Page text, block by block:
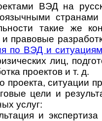
ВЭД на
стра­нами
такие же
пра­вовые
по ВЭД и
лиц,
проек­тов и т. д.
проекта, ситуации
цели и
услуг:
и